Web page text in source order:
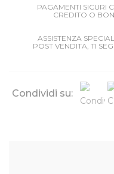
PAGAMENTI SICURI
CREDITO O
ASSISTENZA
POST VENDITA, TI
Condividi su: